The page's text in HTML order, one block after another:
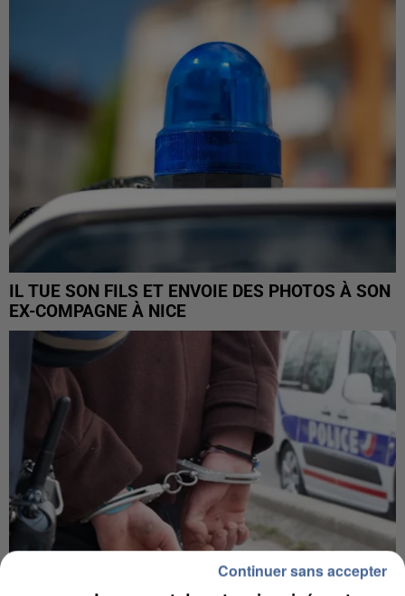
IL TUE SON FILS ET ENVOIE DES PHOTOS À SON
EX-COMPAGNE À NICE
Continuer sans accepter